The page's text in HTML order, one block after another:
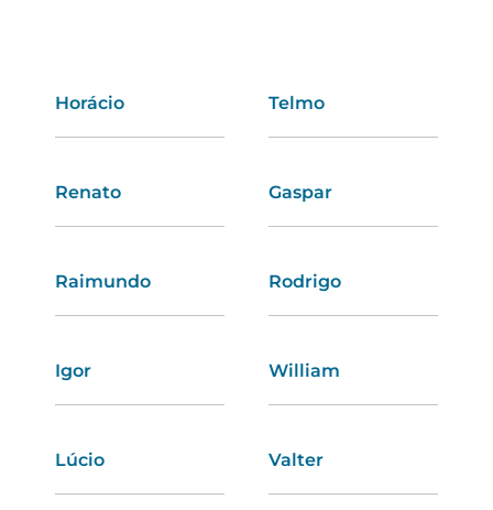
Horácio Telmo
Renato Gaspar
Raimundo Rodrigo
Igor William
Lúcio Valter
Jéssica Márcia
Angélica Silvana
Luciana Augusta
Estela Luísa
Romana Aurora